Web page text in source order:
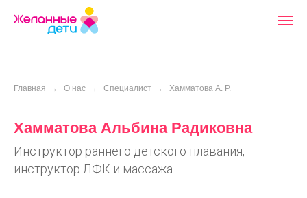
Главная → О нас → Специалист → Хамматова А. Р.
Хамматова Альбина Радиковна
Инструктор раннего детского плавания,
инструктор ЛФК и массажа